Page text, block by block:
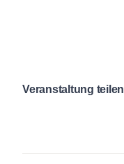
Veranstaltung teilen